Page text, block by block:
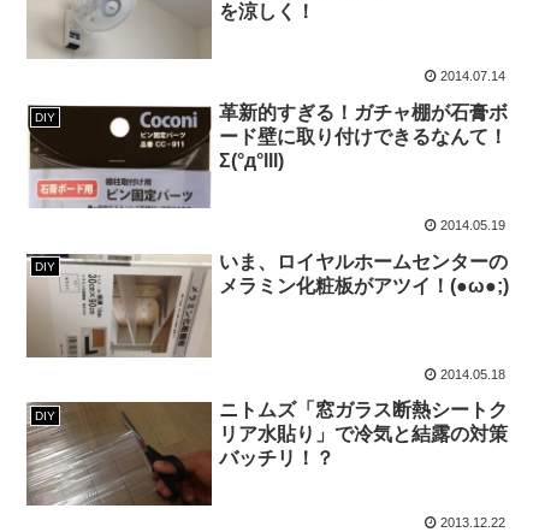
を涼しく！
2014.07.14
DIY
革新的すぎる！ガチャ棚が石膏ボ
ード壁に取り付けできるなんて！
Σ(°д°lll)
2014.05.19
DIY
いま、ロイヤルホームセンターの
メラミン化粧板がアツイ！(●ω●;)
2014.05.18
DIY
ニトムズ「窓ガラス断熱シートク
リア水貼り」で冷気と結露の対策
バッチリ！？
2013.12.22